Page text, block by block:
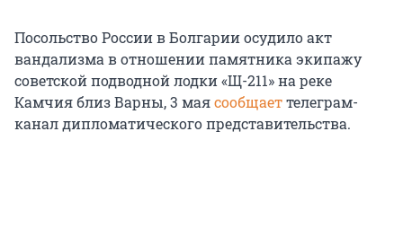
Посольство России в Болгарии осудило акт
вандализма в отношении памятника экипажу
советской подводной лодки «Щ-211» на реке
Камчия близ Варны, 3 маясообщаеттелеграм-
канал дипломатического представительства.